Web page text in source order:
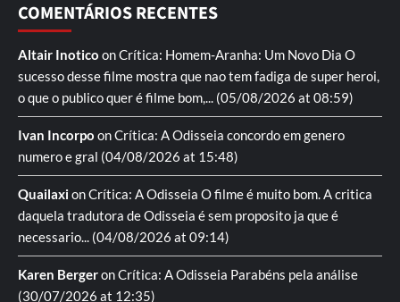
COMENTÁRIOS RECENTES
Altair Inotico onCrítica: Homem-Aranha: Um Novo Dia O
sucesso desse filme mostra que nao tem fadiga de super heroi,
o que o publico quer é filme bom,... (05/08/2026 at 08:59)
Ivan Incorpo onCrítica: A Odisseia concordo em genero
numero e gral (04/08/2026 at 15:48)
QuailaxionCrítica: A Odisseia O filme é muito bom. A critica
daquela tradutora de Odisseia é sem proposito ja que é
necessario... (04/08/2026 at 09:14)
Karen BergeronCrítica: A Odisseia Parabéns pela análise
(30/07/2026 at 12:35)